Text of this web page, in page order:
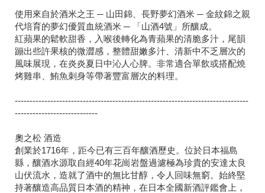
使用來自於酒米之王 ─ 山田錦、長野夢幻酒米 ─ 金紋錦之親
代培育的夢幻優質血統酒米 ─ 「山酒4號」所釀成。
紅蘋果的鬆軟甜香，入喉後轉化為青蘋果的清脆多汁，尾韻
蹦出些許果核的微澀感，整體甜嫩多汁、清新中不乏層次的
風味展現，在炎炎夏日中沁人心脾。非常適合單飲或搭配燒
烤雞串、鮪魚刺身等帶著豐富層次的料理。
-------------------------------------------------------------------------------
----------------------------
奧之松 酒造
創業於1716年，距今已有三百年釀酒歷史。位於日本福島
縣，釀酒水源取自經40年花崗岩盤過濾極為珍貴的安達太良
山伏流水，造就了酒中的無比甘醇，令人回味無窮。始終堅
持著釀造高品質日本酒的精神，在日本全國新酒評鑑會上，